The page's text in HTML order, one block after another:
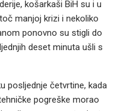
košarkaši BiH su i u
manjoj krizi i nekoliko
ponovno su stigli do
deset minuta ušli s
posljednje četvrtine, kada
pogreške morao